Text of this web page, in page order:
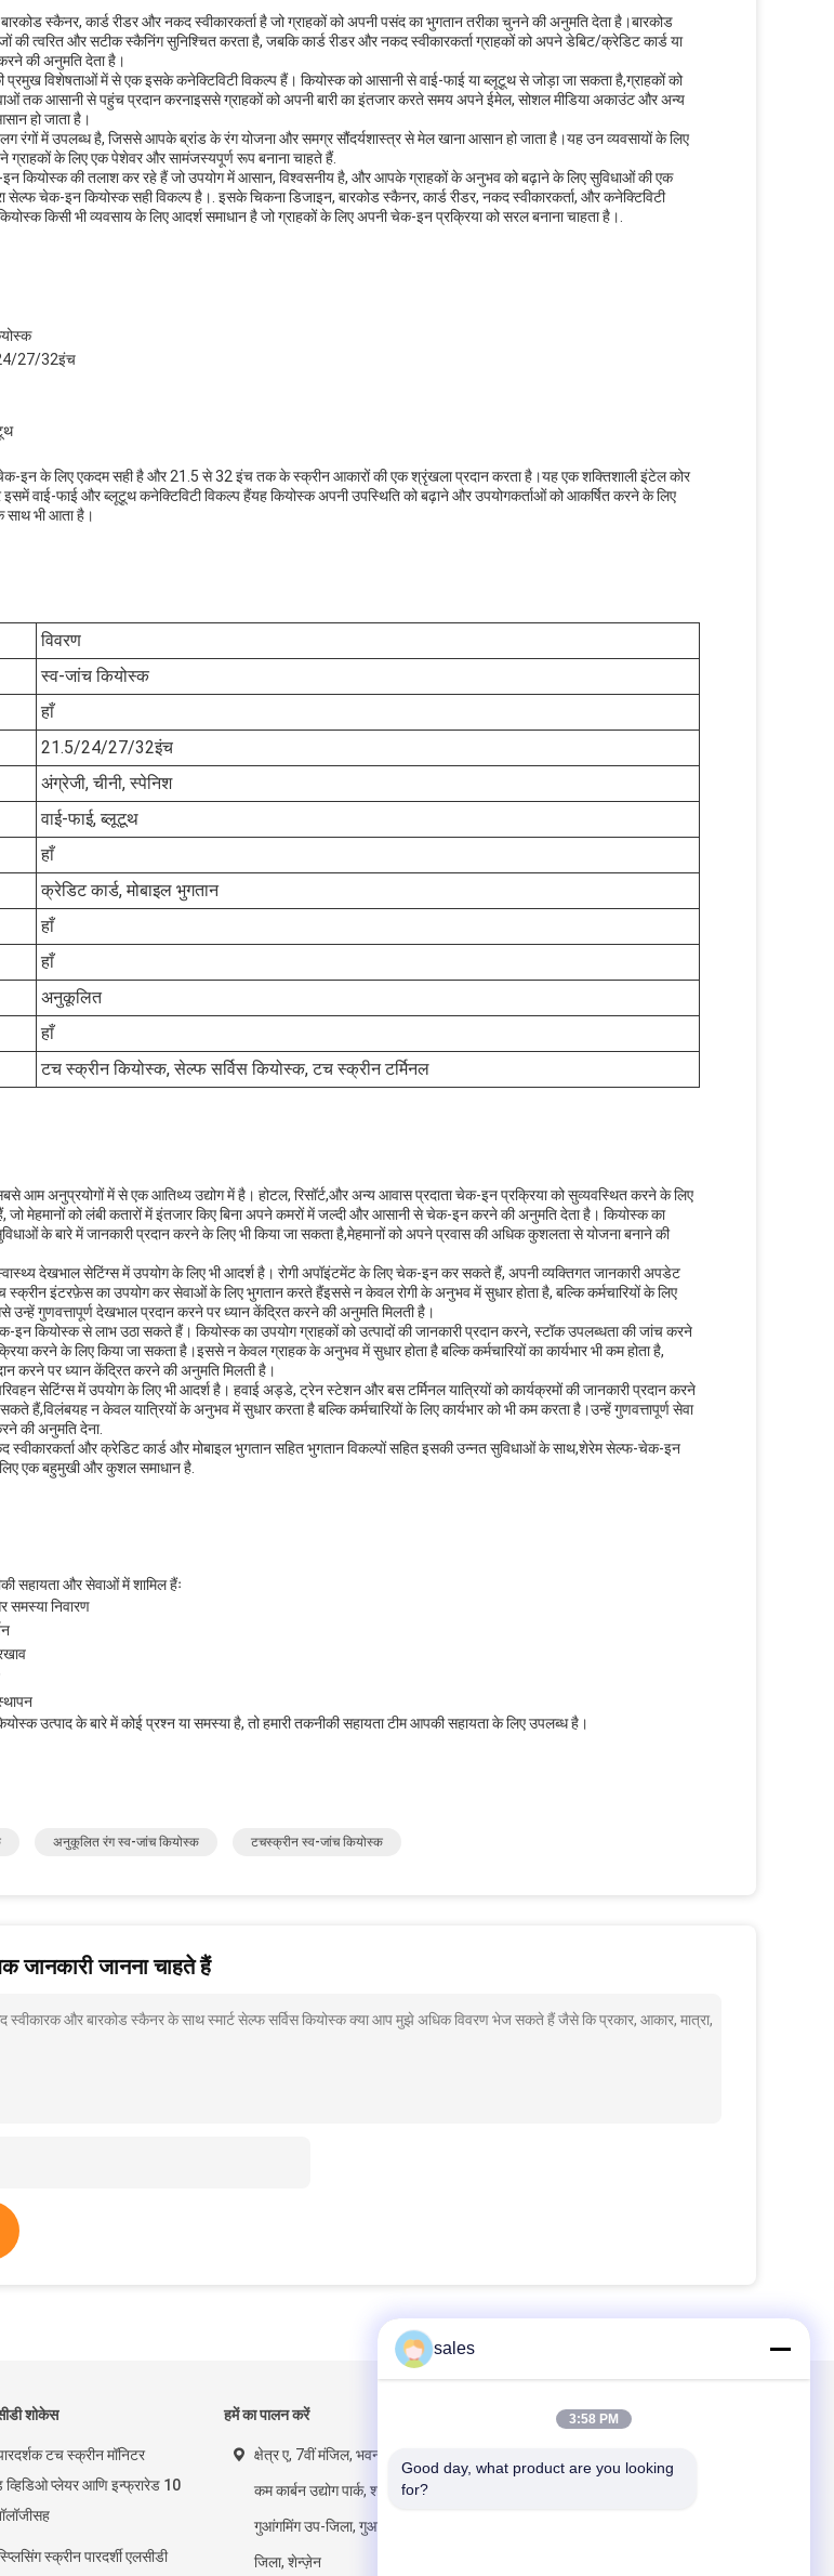
स्कैनर, कार्ड रीडर और नकद स्वीकारकर्ता है जो ग्राहकों को अपनी पसंद का भुगतान तरीका चुनने की अनुमति देता है।बारकोड
की त्वरित और सटीक स्कैनिंग सुनिश्चित करता है, जबकि कार्ड रीडर और नकद स्वीकारकर्ता ग्राहकों को अपने डेबिट/क्रेडिट कार्ड या
की अनुमति देता है।
विशेषताओं में से एक इसके कनेक्टिविटी विकल्प हैं। कियोस्क को आसानी से वाई-फाई या ब्लूटूथ से जोड़ा जा सकता है,ग्राहकों को
तक आसानी से पहुंच प्रदान करनाइससे ग्राहकों को अपनी बारी का इंतजार करते समय अपने ईमेल, सोशल मीडिया अकाउंट और अन्य
हो जाता है।
में उपलब्ध है, जिससे आपके ब्रांड के रंग योजना और समग्र सौंदर्यशास्त्र से मेल खाना आसान हो जाता है।यह उन व्यवसायों के लिए
ग्राहकों के लिए एक पेशेवर और सामंजस्यपूर्ण रूप बनाना चाहते हैं.
कियोस्क की तलाश कर रहे हैं जो उपयोग में आसान, विश्वसनीय है, और आपके ग्राहकों के अनुभव को बढ़ाने के लिए सुविधाओं की एक
सेल्फ चेक-इन कियोस्क सही विकल्प है।. इसके चिकना डिजाइन, बारकोड स्कैनर, कार्ड रीडर, नकद स्वीकारकर्ता, और कनेक्टिविटी
किसी भी व्यवसाय के लिए आदर्श समाधान है जो ग्राहकों के लिए अपनी चेक-इन प्रक्रिया को सरल बनाना चाहता है।.
27/32इंच
इन के लिए एकदम सही है और 21.5 से 32 इंच तक के स्क्रीन आकारों की एक श्रृंखला प्रदान करता है।यह एक शक्तिशाली इंटेल कोर
वाई-फाई और ब्लूटूथ कनेक्टिविटी विकल्प हैंयह कियोस्क अपनी उपस्थिति को बढ़ाने और उपयोगकर्ताओं को आकर्षित करने के लिए
साथ भी आता है।
विवरण
स्व-जांच कियोस्क
हाँ
21.5/24/27/32इंच
अंग्रेजी, चीनी, स्पेनिश
वाई-फाई, ब्लूटूथ
हाँ
क्रेडिट कार्ड, मोबाइल भुगतान
हाँ
हाँ
अनुकूलित
हाँ
टच स्क्रीन कियोस्क, सेल्फ सर्विस कियोस्क, टच स्क्रीन टर्मिनल
आम अनुप्रयोगों में से एक आतिथ्य उद्योग में है। होटल, रिसॉर्ट,और अन्य आवास प्रदाता चेक-इन प्रक्रिया को सुव्यवस्थित करने के लिए
मेहमानों को लंबी कतारों में इंतजार किए बिना अपने कमरों में जल्दी और आसानी से चेक-इन करने की अनुमति देता है। कियोस्क का
के बारे में जानकारी प्रदान करने के लिए भी किया जा सकता है,मेहमानों को अपने प्रवास की अधिक कुशलता से योजना बनाने की
देखभाल सेटिंग्स में उपयोग के लिए भी आदर्श है। रोगी अपॉइंटमेंट के लिए चेक-इन कर सकते हैं, अपनी व्यक्तिगत जानकारी अपडेट
इंटरफ़ेस का उपयोग कर सेवाओं के लिए भुगतान करते हैंइससे न केवल रोगी के अनुभव में सुधार होता है, बल्कि कर्मचारियों के लिए
उन्हें गुणवत्तापूर्ण देखभाल प्रदान करने पर ध्यान केंद्रित करने की अनुमति मिलती है।
इन कियोस्क से लाभ उठा सकते हैं। कियोस्क का उपयोग ग्राहकों को उत्पादों की जानकारी प्रदान करने, स्टॉक उपलब्धता की जांच करने
करने के लिए किया जा सकता है।इससे न केवल ग्राहक के अनुभव में सुधार होता है बल्कि कर्मचारियों का कार्यभार भी कम होता है,
करने पर ध्यान केंद्रित करने की अनुमति मिलती है।
सेटिंग्स में उपयोग के लिए भी आदर्श है। हवाई अड्डे, ट्रेन स्टेशन और बस टर्मिनल यात्रियों को कार्यक्रमों की जानकारी प्रदान करने
हैं,विलंबयह न केवल यात्रियों के अनुभव में सुधार करता है बल्कि कर्मचारियों के लिए कार्यभार को भी कम करता है।उन्हें गुणवत्तापूर्ण सेवा
की अनुमति देना.
स्वीकारकर्ता और क्रेडिट कार्ड और मोबाइल भुगतान सहित भुगतान विकल्पों सहित इसकी उन्नत सुविधाओं के साथ,शेरेम सेल्फ-चेक-इन
एक बहुमुखी और कुशल समाधान है.
सहायता और सेवाओं में शामिल हैंः
समस्या निवारण
उत्पाद के बारे में कोई प्रश्न या समस्या है, तो हमारी तकनीकी सहायता टीम आपकी सहायता के लिए उपलब्ध है।
अनुकूलित रंग स्व-जांच कियोस्क टचस्क्रीन स्व-जांच कियोस्क
जानकारी जानना चाहते हैं
और बारकोड स्कैनर के साथ स्मार्ट सेल्फ सर्विस कियोस्क क्या आप मुझे अधिक विवरण भेज सकते हैं जैसे कि प्रकार, आकार, मात्रा,
शोकेस
टच स्क्रीन मॉनिटर
व्हिडिओ प्लेयर आणि इन्फ्रारेड 10
स्क्रीन पारदर्शी एलसीडी
हमें का पालन करें
क्षेत्र ए, 7वीं मंजिल, भवन एफ, गुआंगचेंग
कम कार्बन उद्योग पार्क, शांगकून समुदाय,
गुआंगमिंग उप-जिला, गुआंगमिंग नया
जिला, शेन्ज़ेन
sales
3:58 PM
Good day, what product are you looking
for?